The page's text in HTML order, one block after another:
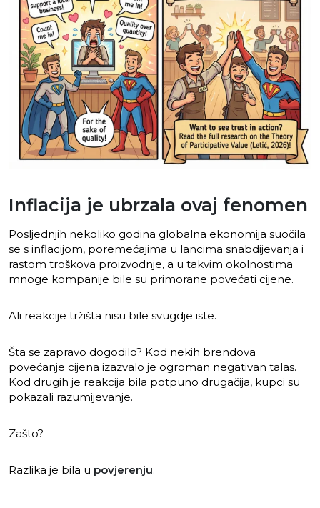
Inflacija je ubrzala ovaj fenomen
Posljednjih nekoliko godina globalna ekonomija suočila
se s inflacijom, poremećajima u lancima snabdijevanja i
rastom troškova proizvodnje, a u takvim okolnostima
mnoge kompanije bile su primorane povećati cijene.
Ali reakcije tržišta nisu bile svugdje iste.
Šta se zapravo dogodilo? Kod nekih brendova
povećanje cijena izazvalo je ogroman negativan talas.
Kod drugih je reakcija bila potpuno drugačija, kupci su
pokazali razumijevanje.
Zašto?
Razlika je bila u povjerenju.